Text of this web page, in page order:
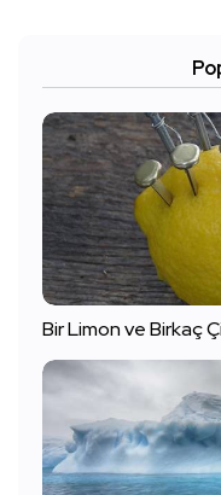
Bir Limon ve Birkaç